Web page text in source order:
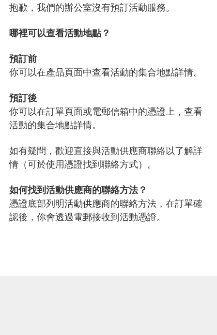
抱歉，我們的辦公室沒有預訂活動服務。
哪裡可以查看活動地點？
預訂前
你可以在產品頁面中查看活動的集合地點詳情。
預訂後
你可以在訂單頁面或電郵信箱中的憑證上，查看
活動的集合地點詳情。
如有疑問，歡迎直接與活動供應商聯絡以了解詳
情（可於使用憑證找到聯絡方式）。
如何找到活動供應商的聯絡方法？
憑證底部列明活動供應商的聯絡方法，在訂單確
認後，你會透過電郵接收到活動憑證。